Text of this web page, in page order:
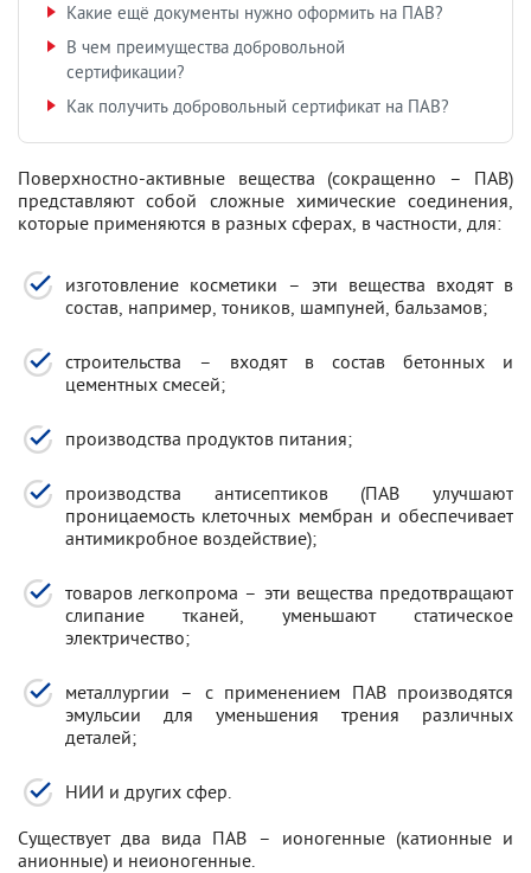
Какие ещё документы нужно оформить на ПАВ?
В чем преимущества добровольной
сертификации?
Как получить добровольный сертификат на ПАВ?
Поверхностно-активные вещества (сокращенно – ПАВ)
представляют собой сложные химические соединения,
которые применяются в разных сферах, в частности, для:
изготовление косметики – эти вещества входят в
состав, например, тоников, шампуней, бальзамов;
строительства – входят в состав бетонных и
цементных смесей;
производства продуктов питания;
производства антисептиков (ПАВ улучшают
проницаемость клеточных мембран и обеспечивает
антимикробное воздействие);
товаров легкопрома – эти вещества предотвращают
слипание тканей, уменьшают статическое
электричество;
металлургии – с применением ПАВ производятся
эмульсии для уменьшения трения различных
деталей;
НИИ и других сфер.
Существует два вида ПАВ – ионогенные (катионные и
анионные) и неионогенные.